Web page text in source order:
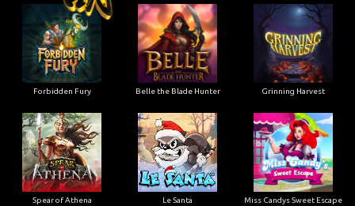
Forbidden Fury Belle the Blade Hunter Grinning Harvest
Spear of Athena Le Santa Miss Candys Sweet Escape